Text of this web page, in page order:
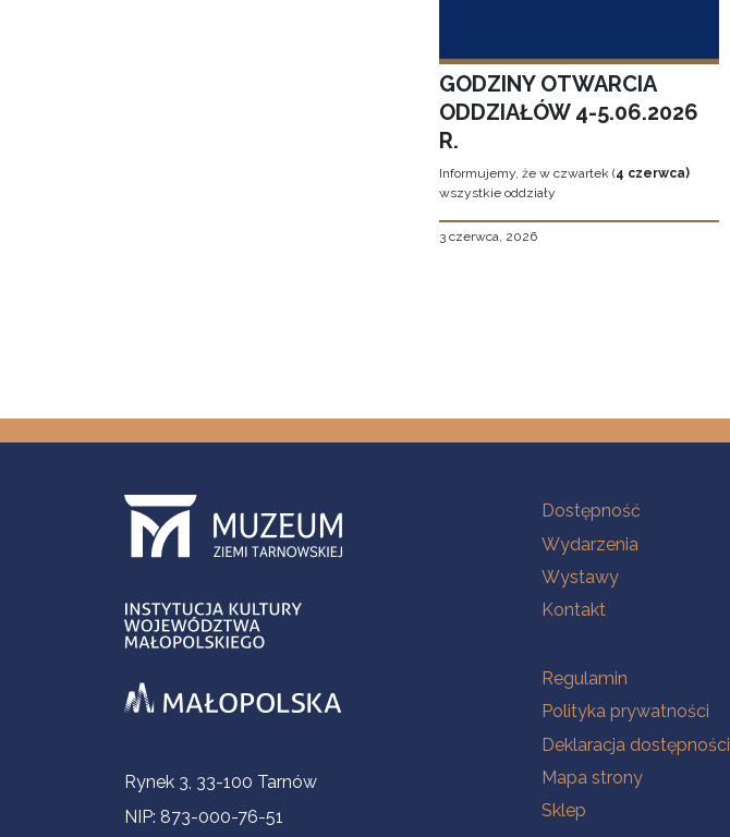
GODZINY OTWARCIA
ODDZIAŁÓW 4-5.06.2026
R.
Informujemy, że w czwartek (4 czerwca)
wszystkie oddziały
3 czerwca, 2026
Informacje kontaktowe
Rynek 3, 33-100 Tarnów
NIP: 873-000-76-51
Na skróty
Dostępność
Wydarzenia
Wystawy
Kontakt
Na skróty
Regulamin
Polityka prywatności
Deklaracja dostępności
Mapa strony
Sklep